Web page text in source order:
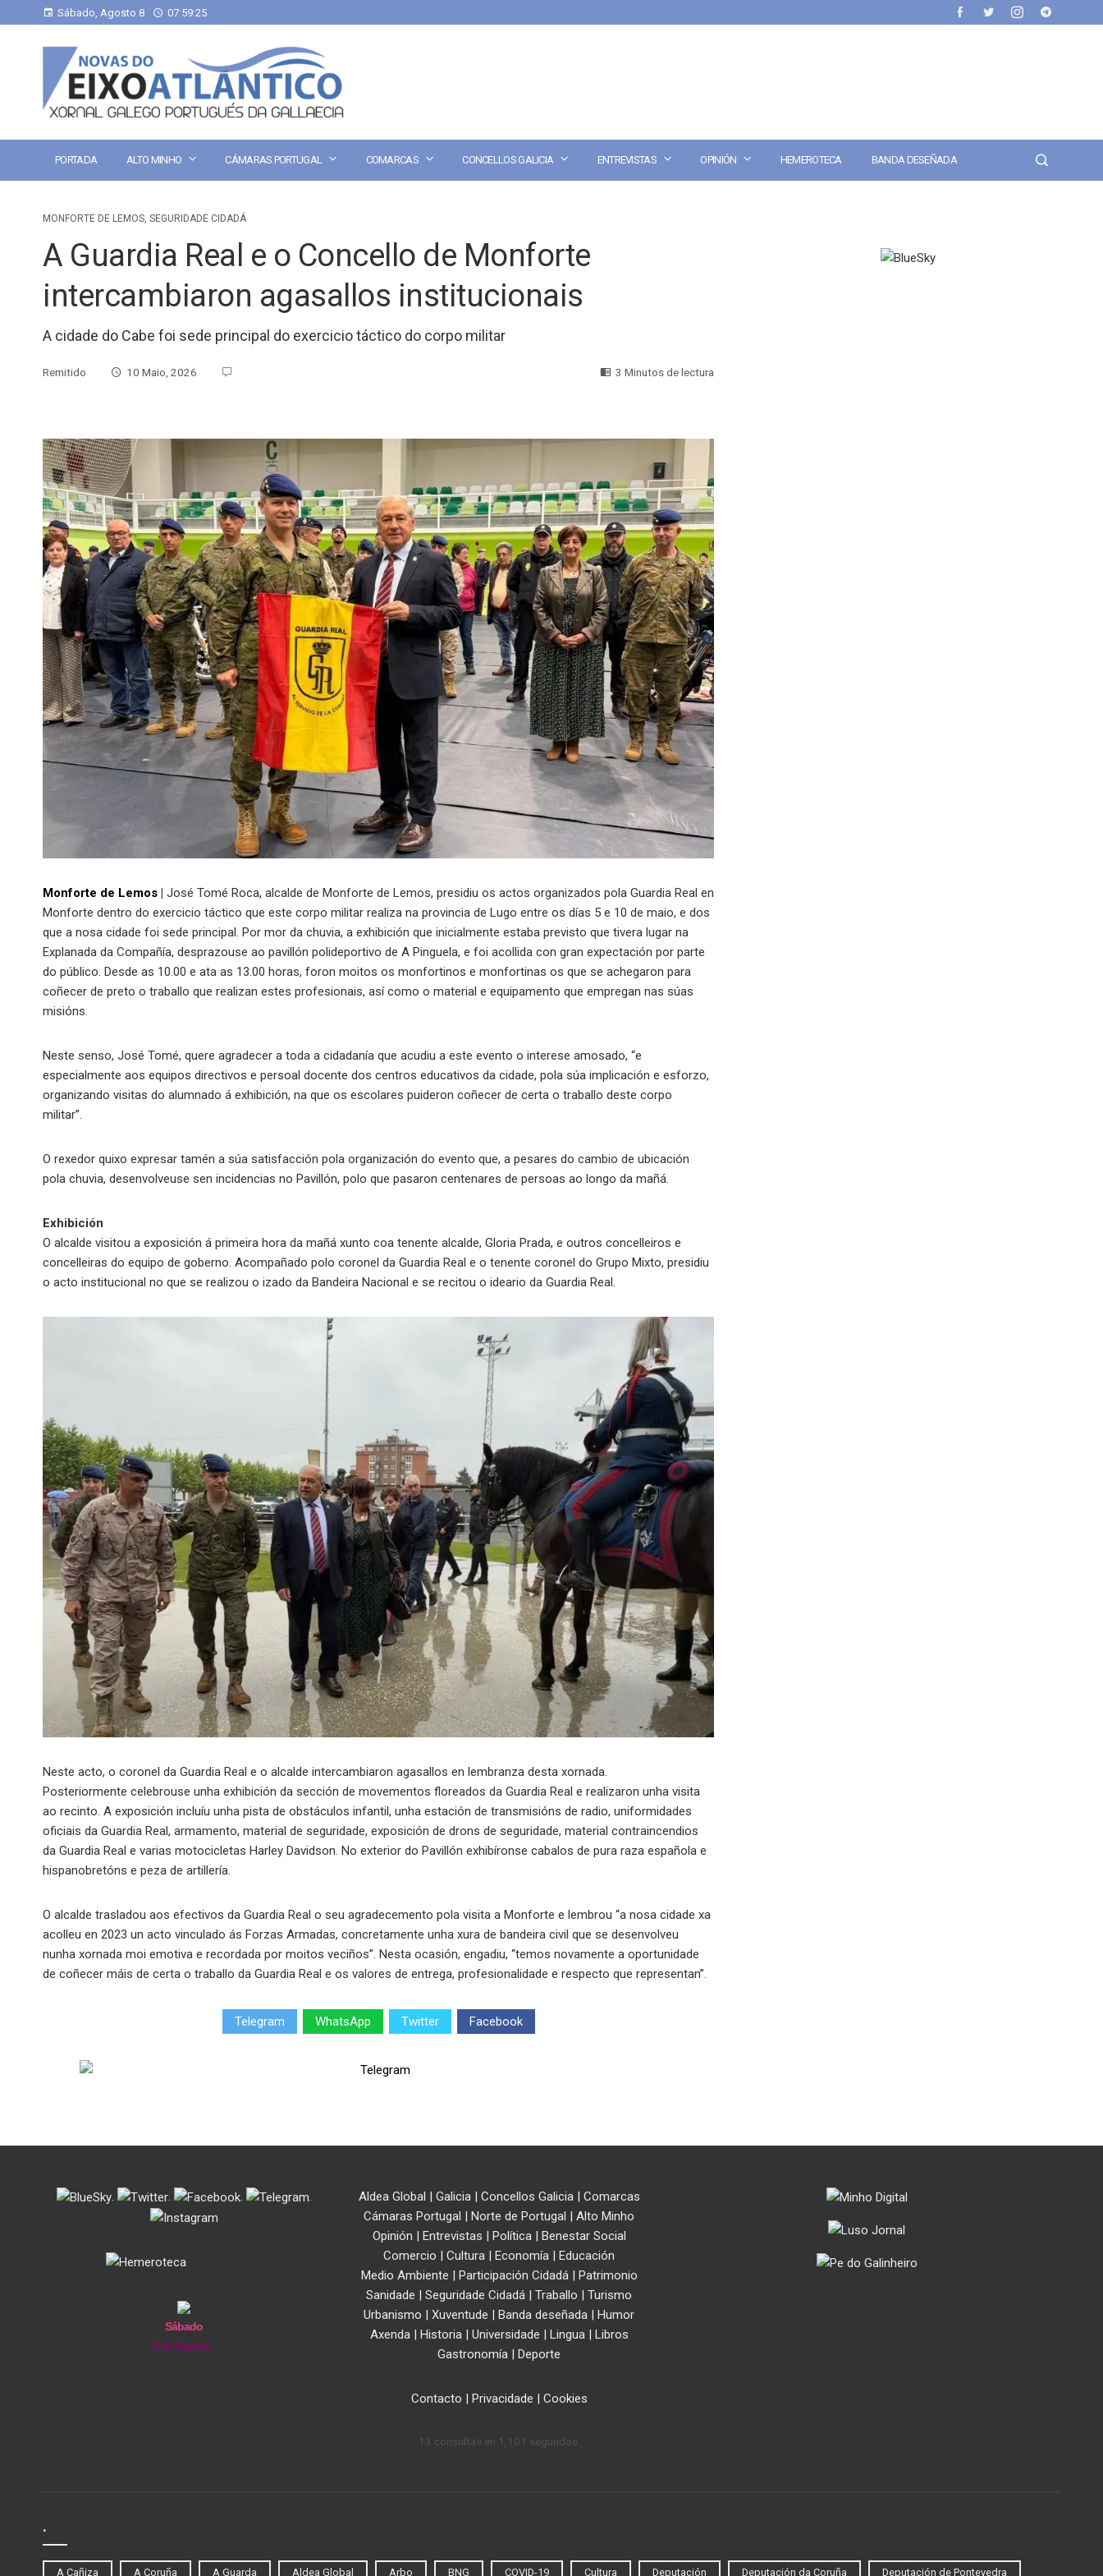
Sábado, Agosto 8 07:59:26
PORTADA ALTO MINHO CÁMARAS PORTUGAL COMARCAS CONCELLOS GALICIA ENTREVISTAS OPINIÓN HEMEROTECA BANDA DESEÑADA
MONFORTE DE LEMOS, SEGURIDADE CIDADÁ
A Guardia Real e o Concello de Monforte
intercambiaron agasallos institucionais
A cidade do Cabe foi sede principal do exercicio táctico do corpo militar
Remitido 10 Maio, 2026 3 Minutos de lectura
Monforte de Lemos
José Tomé Roca, alcalde de Monforte de Lemos, presidiu os actos organizados pola Guardia Real en
Monforte dentro do exercicio táctico que este corpo militar realiza na provincia de Lugo entre os días 5 e 10 de maio, e dos
que a nosa cidade foi sede principal. Por mor da chuvia, a exhibición que inicialmente estaba previsto que tivera lugar na
Explanada da Compañía, desprazouse ao pavillón polideportivo de A Pinguela, e foi acollida con gran expectación por parte
do público. Desde as 10.00 e ata as 13.00 horas, foron moitos os monfortinos e monfortinas os que se achegaron para
coñecer de preto o traballo que realizan estes profesionais, así como o material e equipamento que empregan nas súas
misións.
Neste senso, José Tomé, quere agradecer a toda a cidadanía que acudiu a este evento o interese amosado, “e
especialmente aos equipos directivos e persoal docente dos centros educativos da cidade, pola súa implicación e esforzo,
organizando visitas do alumnado á exhibición, na que os escolares puideron coñecer de certa o traballo deste corpo
militar”.
O rexedor quixo expresar tamén a súa satisfacción pola organización do evento que, a pesares do cambio de ubicación
pola chuvia, desenvolveuse sen incidencias no Pavillón, polo que pasaron centenares de persoas ao longo da mañá.
Exhibición
O alcalde visitou a exposición á primeira hora da mañá xunto coa tenente alcalde, Gloria Prada, e outros concelleiros e
concelleiras do equipo de goberno. Acompañado polo coronel da Guardia Real e o tenente coronel do Grupo Mixto, presidiu
o acto institucional no que se realizou o izado da Bandeira Nacional e se recitou o ideario da Guardia Real.
Neste acto, o coronel da Guardia Real e o alcalde intercambiaron agasallos en lembranza desta xornada.
Posteriormente celebrouse unha exhibición da sección de movementos floreados da Guardia Real e realizaron unha visita
ao recinto. A exposición incluíu unha pista de obstáculos infantil, unha estación de transmisións de radio, uniformidades
oficiais da Guardia Real, armamento, material de seguridade, exposición de drons de seguridade, material contraincendios
da Guardia Real e varias motocicletas Harley Davidson. No exterior do Pavillón exhibíronse cabalos de pura raza española e
hispanobretóns e peza de artillería.
O alcalde trasladou aos efectivos da Guardia Real o seu agradecemento pola visita a Monforte e lembrou “a nosa cidade xa
acolleu en 2023 un acto vinculado ás Forzas Armadas, concretamente unha xura de bandeira civil que se desenvolveu
nunha xornada moi emotiva e recordada por moitos veciños”. Nesta ocasión, engadiu, “temos novamente a oportunidade
de coñecer máis de certa o traballo da Guardia Real e os valores de entrega, profesionalidade e respecto que representan”.
Telegram WhatsApp Twitter Facebook
. . . .
Sábado
8 de Agosto
Aldea Global | Galicia| Concellos Galicia| Comarcas
Cámaras Portugal | Norte de Portugal | Alto Minho
Opinión | Entrevistas | Política| Benestar Social
Comercio | Cultura | Economía | Educación
Medio Ambiente | Participación Cidadá| Patrimonio
Sanidade | Seguridade Cidadá | Traballo | Turismo
Urbanismo | Xuventude | Banda deseñada | Humor
Axenda| Historia| Universidade | Lingua| Libros
Gastronomía | Deporte
Contacto | Privacidade | Cookies
13 consultas en 1,101 segundos.
.
A Cañiza A Coruña A Guarda Aldea Global Arbo BNG COVID-19 Cultura Deputación Deputación da Coruña Deputación de Pontevedra